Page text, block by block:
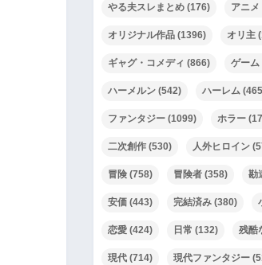
やる夫スレまとめ (176) アニメ
オリジナル作品 (1396) オリ主
ギャグ・コメディ (866) ゲーム
ハーメルン (542) ハーレム
ファンタジー (1099) ホラー
二次創作 (530) 人外ヒロイン
冒険 (758) 冒険者 (358) 勘
安価 (443) 完結済み (380)
恋愛 (424) 日常 (132) 残酷
現代 (714) 現代ファンタジー